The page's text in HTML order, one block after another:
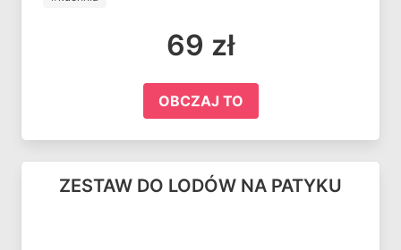
69 zł
OBCZAJ TO
ZESTAW DO LODÓW NA PATYKU